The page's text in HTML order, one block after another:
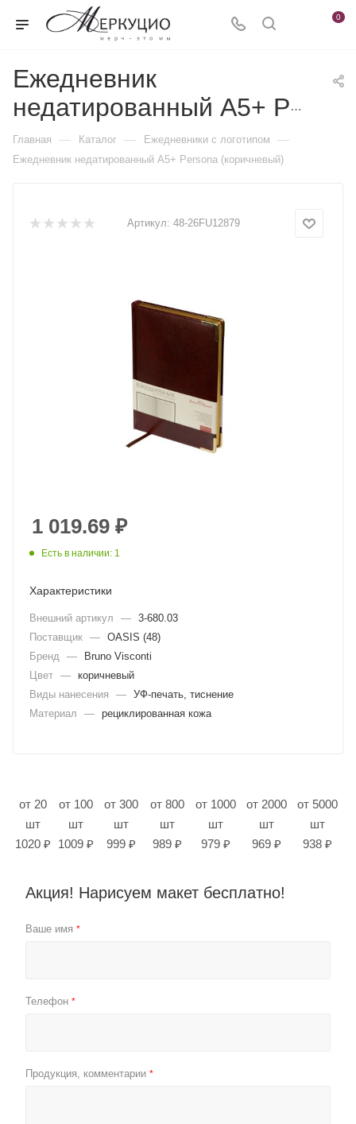
0
Ежедневник
недатированный А5+ Persona (коричневый)
Главная — Каталог — Ежедневники c логотипом —
Ежедневник недатированный А5+ Persona (коричневый)
Артикул: 48-26FU12879
1 019.69 ₽
Есть в наличии: 1
Характеристики
Внешний артикул — 3-680.03
Поставщик — OASIS (48)
Бренд
—
Bruno Visconti
Цвет — коричневый
Виды нанесения
— УФ-печать, тиснение
Материал
— рециклированная кожа
от 20
шт
1020 ₽
от 100
шт
1009 ₽
от 300
шт
999 ₽
от 800
шт
989 ₽
от 1000
шт
979 ₽
от 2000
шт
969 ₽
от 5000
шт
938 ₽
Акция! Нарисуем макет бесплатно!
Ваше имя *
Телефон *
Продукция, комментарии *